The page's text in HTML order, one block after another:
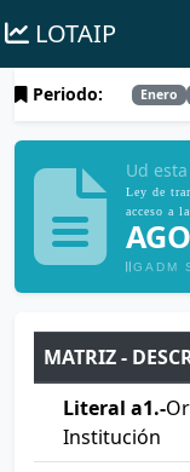
LOTAIP
Periodo: Enero
Ud
Ley de
acceso a
GADM
MATRIZ -
Literal a1.-
Institución